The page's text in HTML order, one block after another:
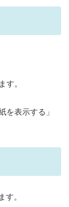
す。
を表示する」
す。